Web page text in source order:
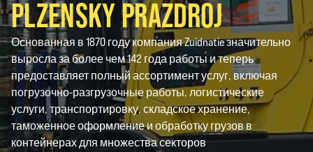
PLZENSKY PRAZDROJ
Основанная в 1870 году компания Zuidnatie значительно
выросла за более чем 142 года работы и теперь
предоставляет полный ассортимент услуг, включая
погрузочно-разгрузочные работы, логистические
услуги, транспортировку, складское хранение,
таможенное оформление и обработку грузов в
контейнерах для множества секторов